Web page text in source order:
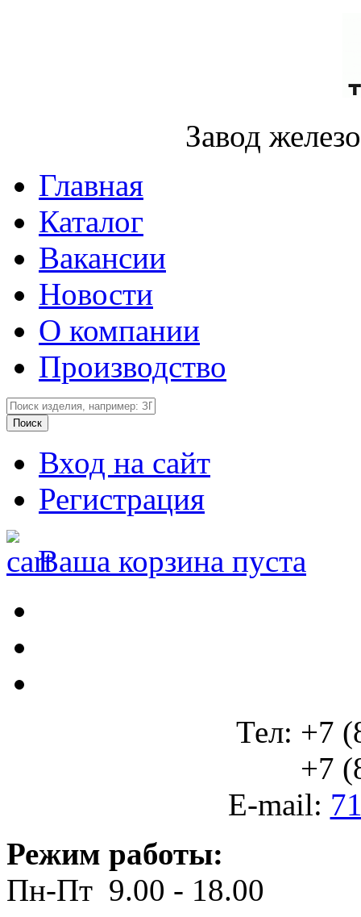
Завод
Главная
Каталог
Вакансии
Новости
О компании
Производство
Вход на сайт
Регистрация
Ваша корзина пуста
Тел: +7
+7
E-mail:
Режим работы:
Пн-Пт 9.00 - 18.00